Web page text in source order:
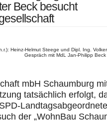
Beck besucht
Heinz-Helmut Steege und Dipl. Ing.
Gespräch mit MdL Jan-Philipp Beck
mbH Schaumburg
tatsächlich erfolgt,
der „WohnBau